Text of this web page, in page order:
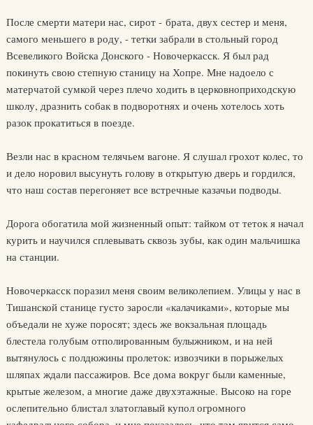
После смерти матери нас, сирот - брата, двух сестер и меня,
самого меньшего в роду, - тетки забрали в стольный город
Всевеликого Войска Донского - Новочеркасск. Я был рад
покинуть свою степную станицу на Хопре. Мне надоело с
матерчатой сумкой через плечо ходить в церковноприходскую
школу, дразнить собак в подворотнях и очень хотелось хоть
разок прокатиться в поезде.
Везли нас в красном телячьем вагоне. Я слушал грохот колес, то
и дело норовил высунуть голову в открытую дверь и гордился,
что наш состав перегоняет все встречные казачьи подводы.
Дорога обогатила мой жизненный опыт: тайком от теток я начал
курить и научился сплевывать сквозь зубы, как один мальчишка
на станции.
Новочеркасск поразил меня своим великолепием. Улицы у нас в
Тишанской станице густо заросли «калачиками», которые мы
объедали не хуже поросят; здесь же вокзальная площадь
блестела голубым отполированным булыжником, и на ней
вытянулось с полдюжины пролеток: извозчики в порыжелых
шляпах ждали пассажиров. Все дома вокруг были каменные,
крытые железом, а многие даже двухэтажные. Высоко на горе
ослепительно блистал златоглавый купол огромного